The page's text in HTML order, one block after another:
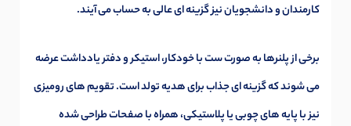
کارمندان و دانشجویان نیز گزینه ای عالی به حساب می آیند.
برخی از پلنرها به صورت ست با خودکار، استیکر و دفتر یادداشت عرضه
می شوند که گزینه ای جذاب برای هدیه تولد است. تقویم های رومیزی
نیز با پایه های چوبی یا پلاستیکی، همراه با صفحات طراحی شده